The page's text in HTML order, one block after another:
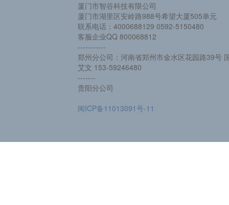
厦门市智谷科技有限公司
厦门市湖里区安岭路988号希望大厦505单元
联系电话：4000688129 0592-5150480
客服企业QQ 800068812
-----------
郑州分公司：河南省郑州市金水区花园路39号
艾文 153-59246480
-------
贵阳分公司
闽ICP备11013091号-11